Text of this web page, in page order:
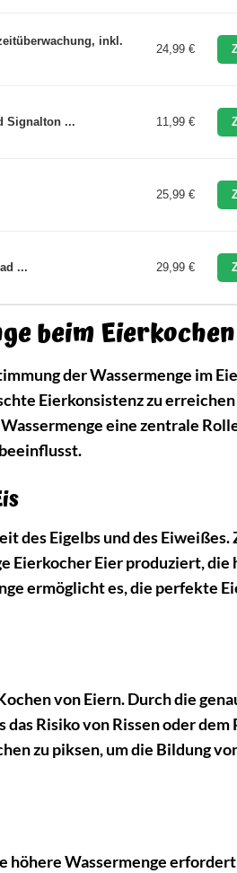
inkl.
24,99 €
Signalton ... 11,99 €
25,99 €
... 29,99 €
beim Eierkochen
der Wassermenge im
Eierkonsistenz zu erreichen
eine zentrale
des Eigelbs und des Eiweißes.
Eierkocher Eier produziert, die
ermöglicht es, die perfekte
von Eiern. Durch die
Risiko von Rissen oder dem
zu piksen, um die Bildung
höhere Wassermenge